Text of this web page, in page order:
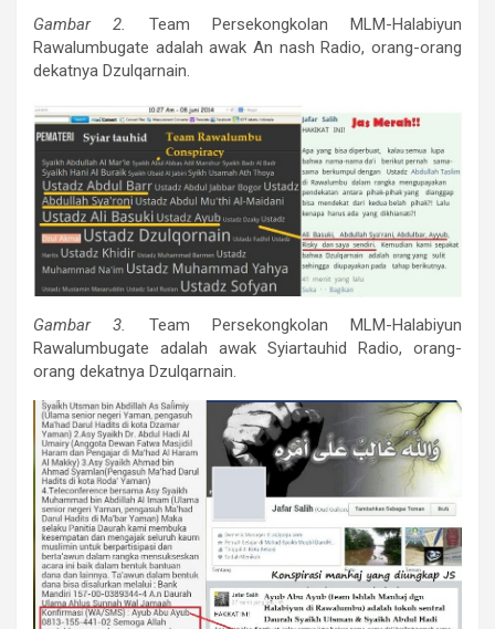
Gambar 2.
Team Persekongkolan MLM-Halabiyun
Rawalumbugate adalah awak An nash Radio, orang-orang
dekatnya Dzulqarnain.
Gambar 3.
Team Persekongkolan MLM-Halabiyun
Rawalumbugate adalah awak Syiartauhid Radio, orang-
orang dekatnya Dzulqarnain.